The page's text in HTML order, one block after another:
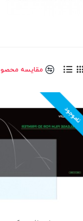
مقایسه
ناموجود